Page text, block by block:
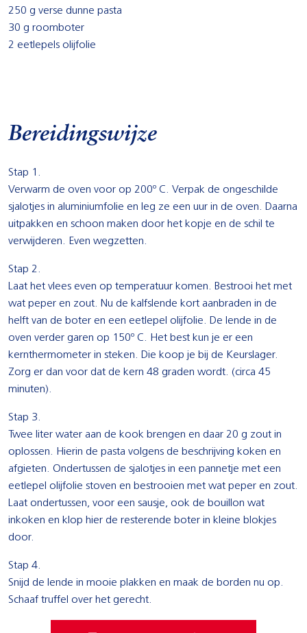
250 g verse dunne pasta
30 g roomboter
2 eetlepels olijfolie
Bereidingswijze
Stap 1.
Verwarm de oven voor op 200º C. Verpak de ongeschilde
sjalotjes in aluminiumfolie en leg ze een uur in de oven. Daarna
uitpakken en schoon maken door het kopje en de schil te
verwijderen. Even wegzetten.
Stap 2.
Laat het vlees even op temperatuur komen. Bestrooi het met
wat peper en zout. Nu de kalfslende kort aanbraden in de
helft van de boter en een eetlepel olijfolie. De lende in de
oven verder garen op 150º C. Het best kun je er een
kernthermometer in steken. Die koop je bij de Keurslager.
Zorg er dan voor dat de kern 48 graden wordt. (circa 45
minuten).
Stap 3.
Twee liter water aan de kook brengen en daar 20 g zout in
oplossen. Hierin de pasta volgens de beschrijving koken en
afgieten. Ondertussen de sjalotjes in een pannetje met een
eetlepel olijfolie stoven en bestrooien met wat peper en zout.
Laat ondertussen, voor een sausje, ook de bouillon wat
inkoken en klop hier de resterende boter in kleine blokjes
door.
Stap 4.
Snijd de lende in mooie plakken en maak de borden nu op.
Schaaf truffel over het gerecht.